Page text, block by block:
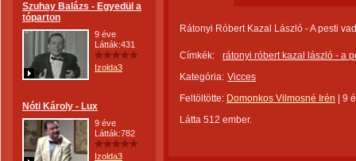
Szuhay Balázs - Egyedül a
tóparton
9 éve
Látták:431
Izolda3
Nóti Károly - Lux
9 éve
Látták:782
Izolda3
Rátonyi Róbert Kazal László - A pesti
Címkék:
rátonyi róbert kazal lászló - a
Kategória: Vicces
Feltöltötte: Domonkos Vilmosné Irén
9
Látta 512 ember.